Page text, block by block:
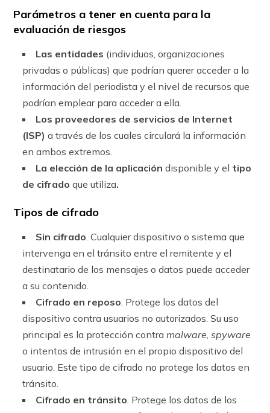
Parámetros a tener en cuenta para la
evaluación de riesgos
Las entidades (individuos, organizaciones
privadas o públicas) que podrían querer acceder a la
información del periodista y el nivel de recursos que
podrían emplear para acceder a ella.
Los proveedores de servicios de Internet
(ISP) a través de los cuales circulará la información
en ambos extremos.
La elección de la aplicación disponible y el tipo
de cifrado que utiliza.
Tipos de cifrado
Sin cifrado . Cualquier dispositivo o sistema que
intervenga en el tránsito entre el remitente y el
destinatario de los mensajes o datos puede acceder
a su contenido.
Cifrado en reposo . Protege los datos del
dispositivo contra usuarios no autorizados. Su uso
principal es la protección contramalware ,spyware
o intentos de intrusión en el propio dispositivo del
usuario. Este tipo de cifrado no protege los datos en
tránsito.
Cifrado en tránsito . Protege los datos de los